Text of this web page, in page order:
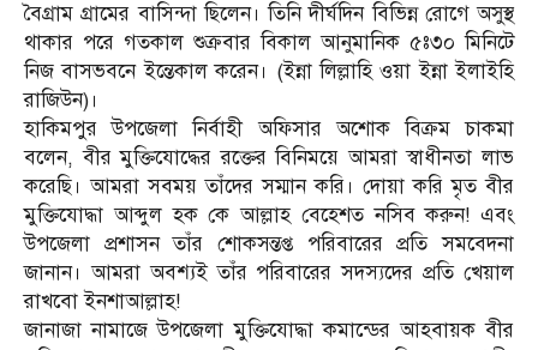
বৈগ্রাম গ্রামের বাসিন্দা ছিলেন। তিনি দীর্ঘদিন বিভিন্ন রোগে অসুস্থ
থাকার পরে গতকাল শুক্রবার বিকাল আনুমানিক ৫ঃ৩০ মিনিটে
নিজ বাসভবনে ইন্তেকাল করেন। (ইন্না লিল্লাহি ওয়া ইন্না ইলাইহি
রাজিউন)।
হাকিমপুর উপজেলা নির্বাহী অফিসার অশোক বিক্রম চাকমা
বলেন, বীর মুক্তিযোদ্ধের রক্তের বিনিময়ে আমরা স্বাধীনতা লাভ
করেছি। আমরা সবময় তাঁদের সম্মান করি। দোয়া করি মৃত বীর
মুক্তিযোদ্ধা আব্দুল হক কে আল্লাহ বেহেশত নসিব করুন! এবং
উপজেলা প্রশাসন তাঁর শোকসন্তপ্ত পরিবারের প্রতি সমবেদনা
জানান। আমরা অবশ্যই তাঁর পরিবারের সদস্যদের প্রতি খেয়াল
রাখবো ইনশাআল্লাহ!
জানাজা নামাজে উপজেলা মুক্তিযোদ্ধা কমান্ডের আহবায়ক বীর